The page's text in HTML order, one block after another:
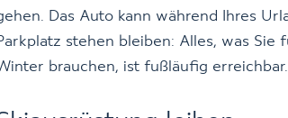
Das Auto kann während Ihres
stehen bleiben: Alles, was
brauchen, ist fußläufig erreichbar.